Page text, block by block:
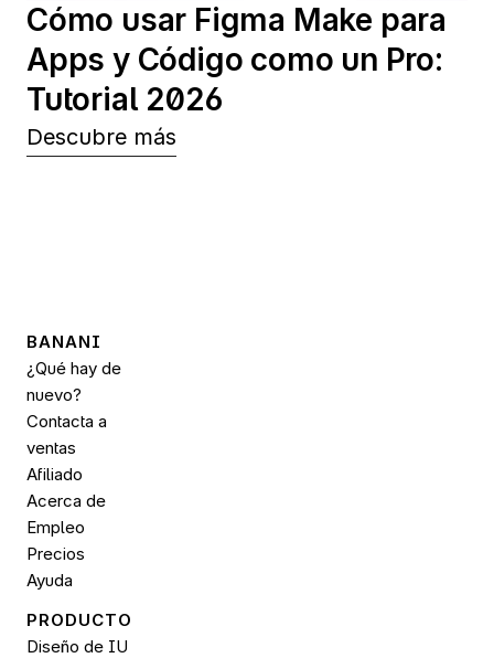
Cómo usar Figma Make para
Apps y Código como un Pro:
Tutorial 2026
Descubre más
BANANI
¿Qué hay de
nuevo?
Contacta a
ventas
Afiliado
Acerca de
Empleo
Precios
Ayuda
PRODUCTO
Diseño de IU